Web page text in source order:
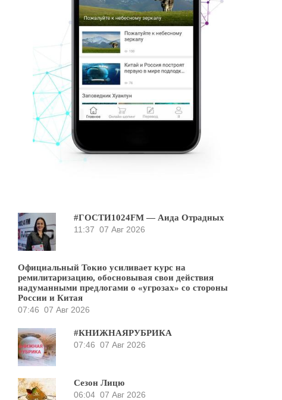
#ГОСТИ1024FM — Аида Отрадных
11:37 07 Авг 2026
Официальный Токио усиливает курс на
ремилитаризацию, обосновывая свои действия
надуманными предлогами о «угрозах» со стороны
России и Китая
07:46 07 Авг 2026
#КНИЖНАЯРУБРИКА
07:46 07 Авг 2026
Сезон Лицю
06:04 07 Авг 2026